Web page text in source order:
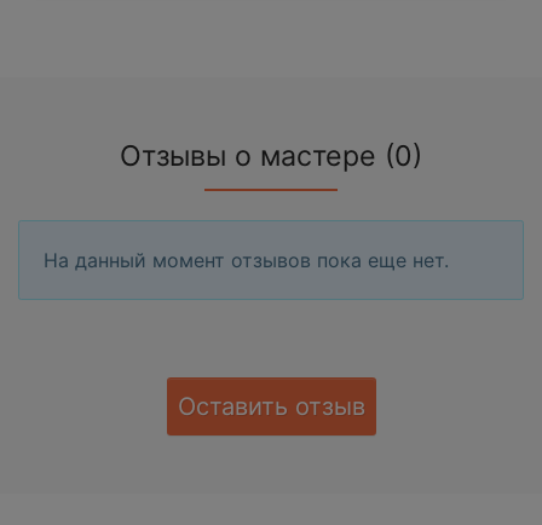
Отзывы о мастере (0)
На данный момент отзывов пока еще нет.
Оставить отзыв